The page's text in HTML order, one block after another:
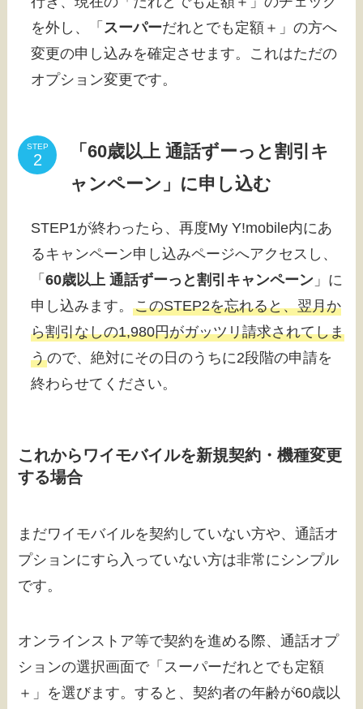
を外し、「 スーパーだれとでも定額＋」の方へ
変更の申し込みを確定させます。これはただの
オプション変更です。
STEP
「60歳以上 通話ずーっと割引キ
ャンペーン」に申し込む
STEP1が終わったら、再度My Y!mobile内にあ
るキャンペーン申し込みページへアクセスし、
「60歳以上 通話ずーっと割引キャンペーン 」に
申し込みます。このSTEP2を忘れると、翌月か
ら割引なしの1,980円がガッツリ請求されてしま
うので、絶対にその日のうちに2段階の申請を
終わらせてください。
これからワイモバイルを新規契約・機種変更
する場合
まだワイモバイルを契約していない方や、通話オ
プションにすら入っていない方は非常にシンプル
です。
オンラインストア等で契約を進める際、通話オプ
ションの選択画面で「スーパーだれとでも定額
＋」を選びます。すると、契約者の年齢が60歳以